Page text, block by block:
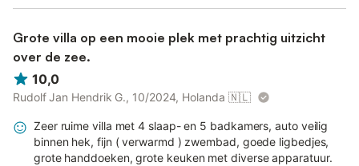
Grote villa op een mooie plek met prachtig uitzicht
over de zee.
10,0
Rudolf Jan Hendrik G., 10/2024, Holanda 🇳🇱
Zeer ruime villa met 4 slaap- en 5 badkamers, auto veilig
binnen hek, fijn ( verwarmd ) zwembad, goede ligbedjes,
grote handdoeken, grote keuken met diverse apparatuur.